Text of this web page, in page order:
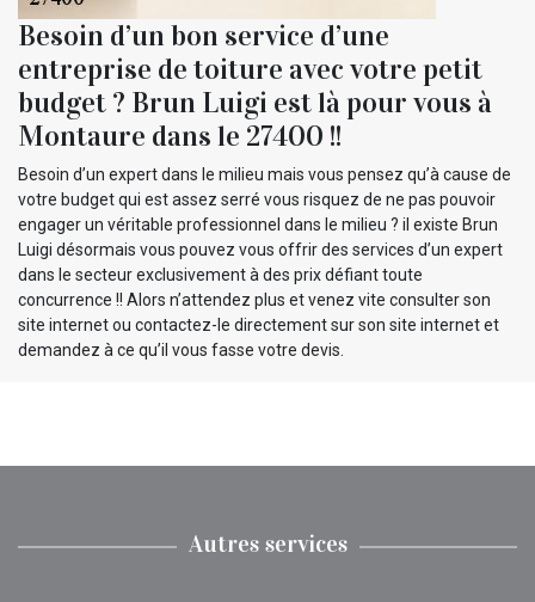
Besoin d’un bon service d’une
entreprise de toiture avec votre petit
budget ? Brun Luigi est là pour vous à
Montaure dans le 27400 !!
Besoin d’un expert dans le milieu mais vous pensez qu’à cause de
votre budget qui est assez serré vous risquez de ne pas pouvoir
engager un véritable professionnel dans le milieu ? il existe Brun
Luigi désormais vous pouvez vous offrir des services d’un expert
dans le secteur exclusivement à des prix défiant toute
concurrence !! Alors n’attendez plus et venez vite consulter son
site internet ou contactez-le directement sur son site internet et
demandez à ce qu’il vous fasse votre devis.
Autres services